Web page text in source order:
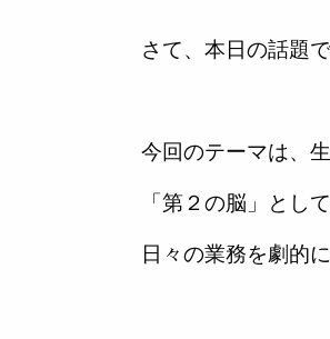
さて、本日の話題で
今回のテーマは、
「第２の脳」とし
日々の業務を劇的